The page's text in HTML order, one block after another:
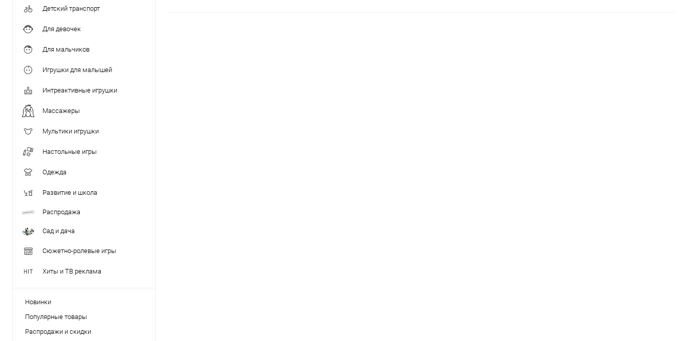
Детский транспорт
Для девочек
Для мальчиков
Игрушки для малышей
Интреактивные игрушки
Массажеры
Мультики игрушки
Настольные игры
Одежда
Развитие и школа
Распродажа
Сад и дача
Сюжетно-ролевые игры
Хиты и ТВ реклама
Новинки
Популярные товары
Распродажи и скидки